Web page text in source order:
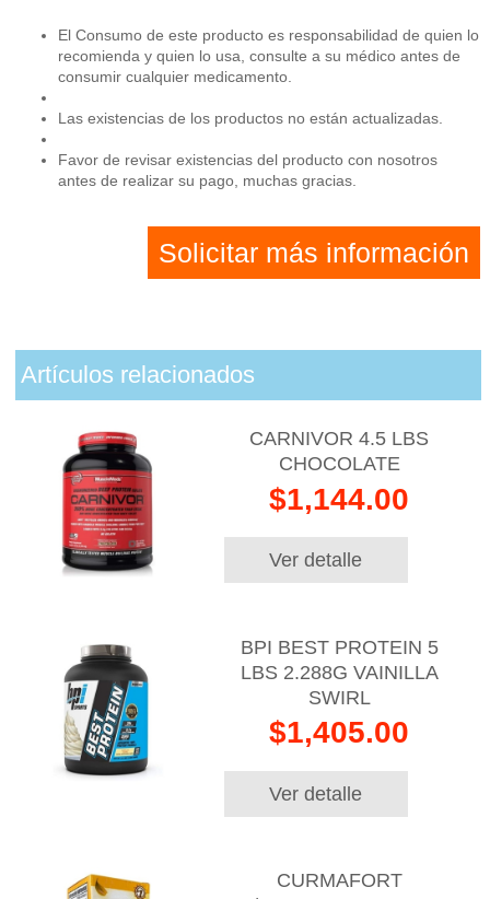
El Consumo de este producto es responsabilidad de quien lo
recomienda y quien lo usa, consulte a su médico antes de
consumir cualquier medicamento.
Las existencias de los productos no están actualizadas.
Favor de revisar existencias del producto con nosotros
antes de realizar su pago, muchas gracias.
Solicitar más información
Artículos relacionados
CARNIVOR 4.5 LBS
CHOCOLATE
$1,144.00
Ver detalle
BPI BEST PROTEIN 5
LBS 2.288G VAINILLA
SWIRL
$1,405.00
Ver detalle
CURMAFORT